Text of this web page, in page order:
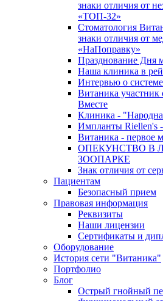
знаки отличия от
«ТОП-32»
Стоматология
знаки отличия от
«НаПоправку»
Празднование Дня
Наша клиника в
Интервью о
Витаника
Вместе
Клиника -
Импланты Riellen's -
Витаника - первое
ОПЕКУНСТВО В
ЗООПАРКЕ
Знак отличия от
Пациентам
Безопасный прием
Правовая информация
Реквизиты
Наши лицензии
Сертификаты и
Оборудование
История сети "Витаника"
Портфолио
Блог
Острый гнойный